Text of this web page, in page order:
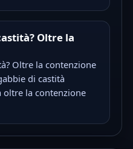
Oltre la
Oltre la contenzione
di castità
oltre la contenzione